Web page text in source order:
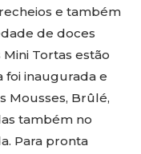
e também
de doces
Tortas estão
foi inaugurada e
Mousses, Brûlé,
também no
Para pronta